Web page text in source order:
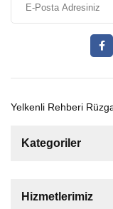
Yelkenli Rehberi
Kategoriler
Tekne
Hizmetlerimiz